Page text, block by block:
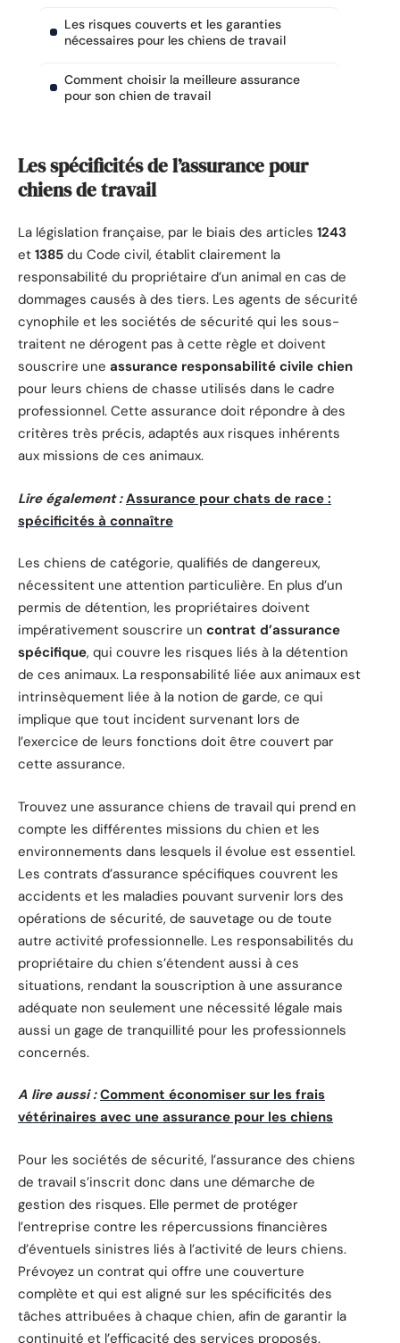
Les risques couverts et les garanties
nécessaires pour les chiens de travail
Comment choisir la meilleure assurance
pour son chien de travail
Les spécificités de l’assurance pour
chiens de travail
La législation française, par le biais des articles 1243
et 1385 du Code civil, établit clairement la
responsabilité du propriétaire d’un animal en cas de
dommages causés à des tiers. Les agents de sécurité
cynophile et les sociétés de sécurité qui les sous-
traitent ne dérogent pas à cette règle et doivent
souscrire une assurance responsabilité civile chien
pour leurs chiens de chasse utilisés dans le cadre
professionnel. Cette assurance doit répondre à des
critères très précis, adaptés aux risques inhérents
aux missions de ces animaux.
Lire également : Assurance pour chats de race :
spécificités à connaître
Les chiens de catégorie, qualifiés de dangereux,
nécessitent une attention particulière. En plus d’un
permis de détention, les propriétaires doivent
impérativement souscrire un contrat d’assurance
spécifique, qui couvre les risques liés à la détention
de ces animaux. La responsabilité liée aux animaux est
intrinsèquement liée à la notion de garde, ce qui
implique que tout incident survenant lors de
l’exercice de leurs fonctions doit être couvert par
cette assurance.
Trouvez une assurance chiens de travail qui prend en
compte les différentes missions du chien et les
environnements dans lesquels il évolue est essentiel.
Les contrats d’assurance spécifiques couvrent les
accidents et les maladies pouvant survenir lors des
opérations de sécurité, de sauvetage ou de toute
autre activité professionnelle. Les responsabilités du
propriétaire du chien s’étendent aussi à ces
situations, rendant la souscription à une assurance
adéquate non seulement une nécessité légale mais
aussi un gage de tranquillité pour les professionnels
concernés.
A lire aussi : Comment économiser sur les frais
vétérinaires avec une assurance pour les chiens
Pour les sociétés de sécurité, l’assurance des chiens
de travail s’inscrit donc dans une démarche de
gestion des risques. Elle permet de protéger
l’entreprise contre les répercussions financières
d’éventuels sinistres liés à l’activité de leurs chiens.
Prévoyez un contrat qui offre une couverture
complète et qui est aligné sur les spécificités des
tâches attribuées à chaque chien, afin de garantir la
continuité et l’efficacité des services proposés.